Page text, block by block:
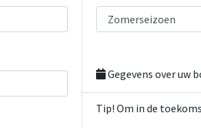
Gegevens over uw
Tip! Om in de